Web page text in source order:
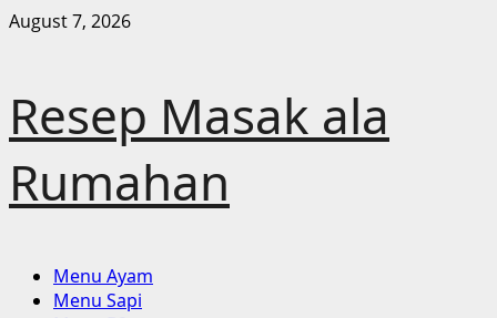
Skip
August 7, 2026
Resep Masak ala
Rumahan
Primary
Menu
Menu Ayam
Menu Sapi